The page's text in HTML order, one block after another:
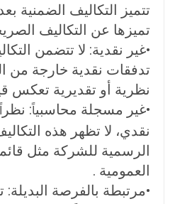
تتميز التكاليف الضمنية
تميزها عن التكاليف
•غير نقدية: لا تتضمن
تدفقات نقدية خارجة من
نظرية أو تقديرية تعكس
•غير مسجلة محاسبياً: نظر
نقدي، لا تظهر هذه
الرسمية للشركة مثل
العمومية .
•مرتبطة بالفرصة البديلة: